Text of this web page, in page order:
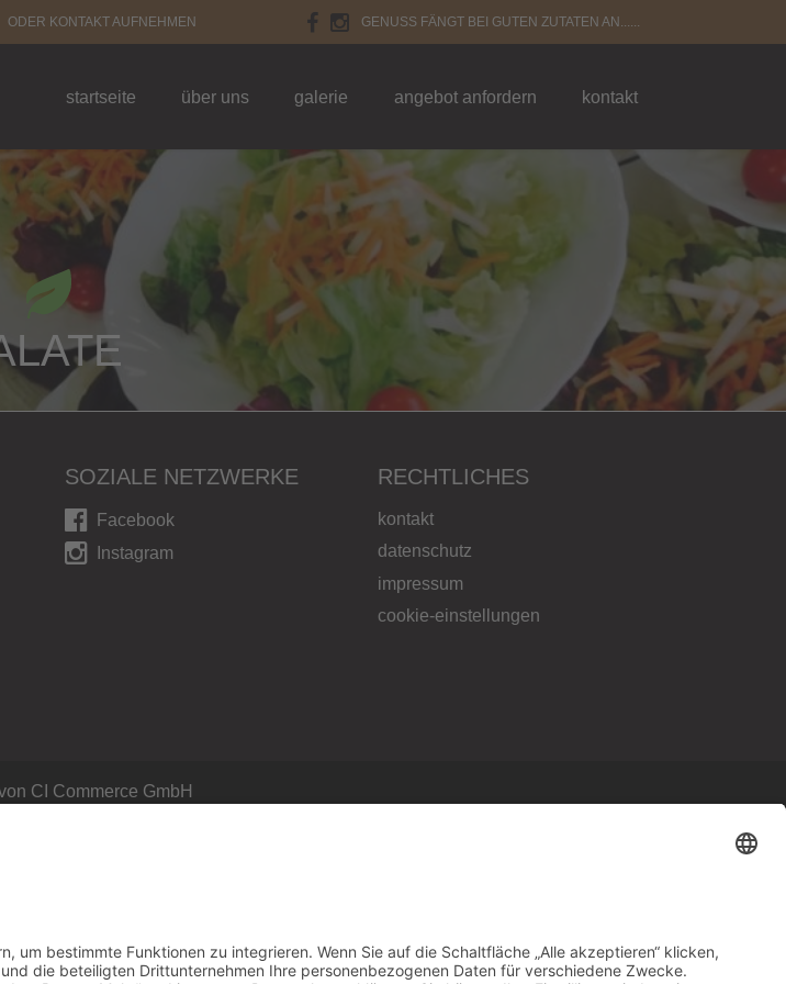
ODER KONTAKT AUFNEHMEN GENUSS FÄNGT BEI GUTEN ZUTATEN AN......
startseite über uns galerie angebot anfordern kontakt
SOZIALE NETZWERKE
Facebook
Instagram
RECHTLICHES
kontakt
datenschutz
impressum
cookie-einstellungen
CI Commerce GmbH